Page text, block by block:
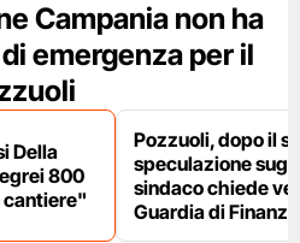
Campania non ha
emergenza per il
Della
800
cantiere"
Pozzuoli, dopo il
speculazione
sindaco chiede
Guardia di Finanza